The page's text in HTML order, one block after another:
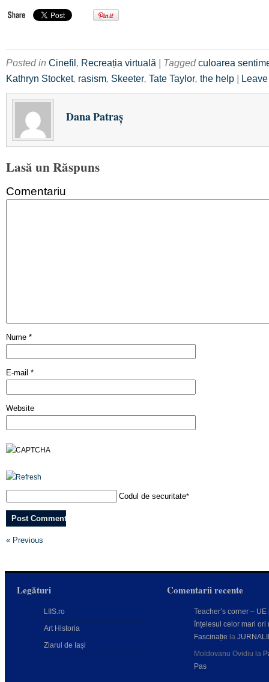
Posted in Cinefil, Recreația virtuală | Taggedculoarea
Kathryn Stocket, rasism, Skeeter, Tate Taylor, the help |
Dana Patraş
Lasă un Răspuns
Comentariu
Nume *
E-mail *
Website
Codul de securitate*
« Previous
Legături
LIIS.ro
Art Historia
Ziarul de Iași
Comentarii recente
Teacher’s corner – UE
înțelesul celor mari ori
Fascinație la
Moldovanu Ovidiu la
Pas